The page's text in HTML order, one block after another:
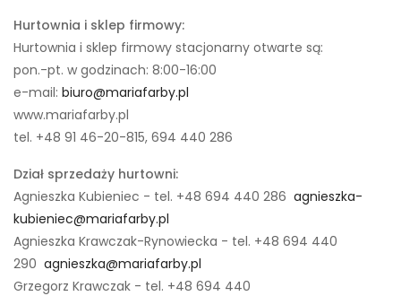
Hurtownia i sklep firmowy:
Hurtownia i sklep firmowy stacjonarny otwarte są:
pon.-pt. w godzinach: 8:00-16:00
e-mail: biuro@mariafarby.pl
www.mariafarby.pl
tel. +48 91 46-20-815, 694 440 286
Dział sprzedaży hurtowni:
Agnieszka Kubieniec - tel. +48 694 440 286 agnieszka-
kubieniec@mariafarby.pl
Agnieszka Krawczak-Rynowiecka - tel. +48 694 440
290 agnieszka@mariafarby.pl
Grzegorz Krawczak - tel. +48 694 440